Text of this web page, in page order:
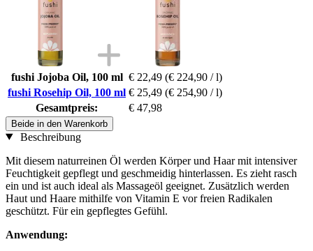
fushi Jojoba Oil, 100 ml € 22,49 (€ 224,90 / l)
fushi Rosehip Oil, 100 ml € 25,49 (€ 254,90 / l)
Gesamtpreis:
€ 47,98
Beide in den Warenkorb
Beschreibung
Mit diesem naturreinen Öl werden Körper und Haar mit intensiver
Feuchtigkeit gepflegt und geschmeidig hinterlassen. Es zieht rasch
ein und ist auch ideal als Massageöl geeignet. Zusätzlich werden
Haut und Haare mithilfe von Vitamin E vor freien Radikalen
geschützt. Für ein gepflegtes Gefühl.
Anwendung: